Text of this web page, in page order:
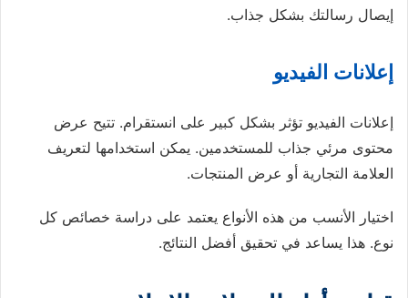
إيصال رسالتك بشكل جذاب.
إعلانات الفيديو
إعلانات الفيديو تؤثر بشكل كبير على انستقرام. تتيح عرض
محتوى مرئي جذاب للمستخدمين. يمكن استخدامها لتعريف
العلامة التجارية أو عرض المنتجات.
اختيار الأنسب من هذه الأنواع يعتمد على دراسة خصائص كل
نوع. هذا يساعد في تحقيق أفضل النتائج.